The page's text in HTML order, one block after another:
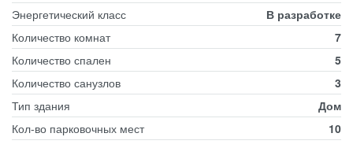
Энергетический класс
В разработке
Количество комнат
7
Количество спален
5
Количество санузлов
3
Тип здания
Дом
Кол-во парковочных мест
10